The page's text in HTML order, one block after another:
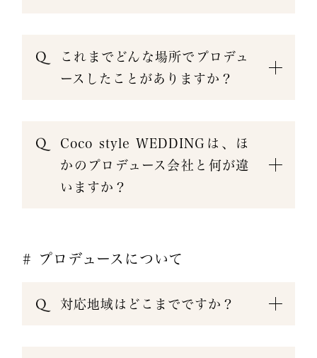
これまでどんな場所でプロデュ
ースしたことがありますか？
Coco style WEDDINGは、ほ
かのプロデュース会社と何が違
いますか？
# プロデュースについて
対応地域はどこまでですか？